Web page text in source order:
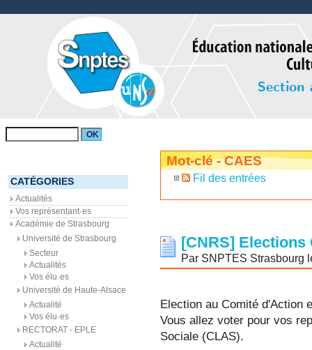
Mot-clé - CAES
Fil des entrées
[CNRS] Elections
Par SNPTES Strasbourg
Election au Comité d'Action
Vous allez voter pour vos
Sociale (CLAS).
CATÉGORIES
Actualités
Vos représentant·es
Académie de Strasbourg
Université de Strasbourg
Secteur
Actualités
Vos élu·es
Université de Haute-Alsace
Actualité
Vos élu·es
RECTORAT - EPLE
Actualité